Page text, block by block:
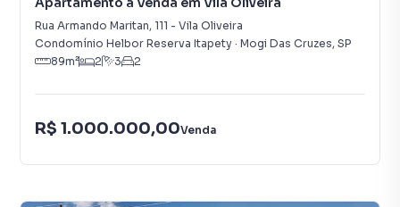
Rua Armando Maritan, 111 - Vila Oliveira
Condomínio Helbor Reserva Itapety · Mogi Das Cruzes, SP
89m² 2 3 2
R$ 1.000.000,00Venda